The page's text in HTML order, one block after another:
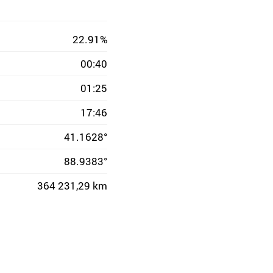
22.91%
00:40
01:25
17:46
41.1628°
88.9383°
364 231,29 km